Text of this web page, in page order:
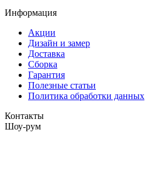
Информация
Акции
Дизайн и замер
Доставка
Сборка
Гарантия
Полезные статьи
Политика обработки данных
Контакты
Шоу-рум